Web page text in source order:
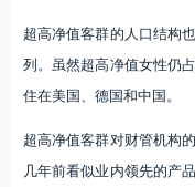
超高净值客群的人口结构
列。虽然超高净值女性仍
住在美国、德国和中国。
超高净值客群对财管机构
几年前看似业内领先的产